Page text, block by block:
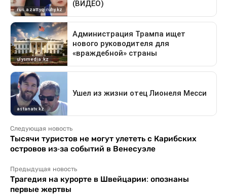
Следующая новость
Тысячи туристов не могут улететь с Карибских
островов из-за событий в Венесуэле
Предыдущая новость
Трагедия на курорте в Швейцарии: опознаны
первые жертвы